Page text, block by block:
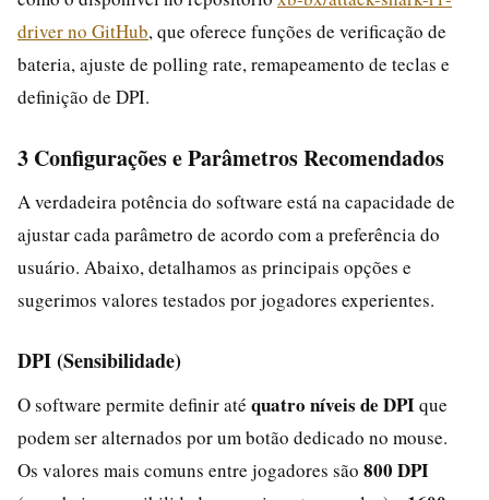
driver no GitHub, que oferece funções de verificação de
bateria, ajuste de polling rate, remapeamento de teclas e
definição de DPI.
3 Configurações e Parâmetros Recomendados
A verdadeira potência do software está na capacidade de
ajustar cada parâmetro de acordo com a preferência do
usuário. Abaixo, detalhamos as principais opções e
sugerimos valores testados por jogadores experientes.
DPI (Sensibilidade)
O software permite definir até quatro níveis de DPIque
podem ser alternados por um botão dedicado no mouse.
Os valores mais comuns entre jogadores são 800 DPI